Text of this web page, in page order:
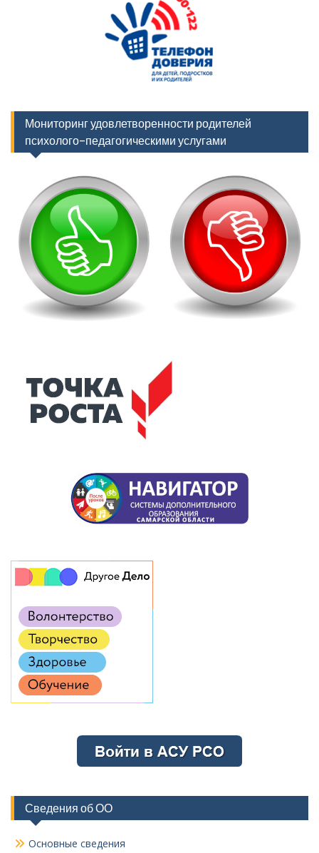
Мониторинг удовлетворенности родителей
психолого-педагогическими услугами
Сведения об ОО
Основные сведения